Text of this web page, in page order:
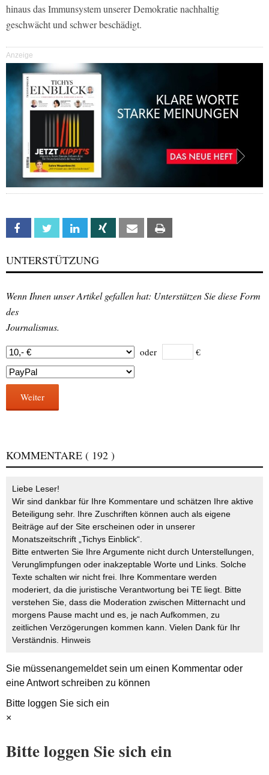
hinaus das Immunsystem unserer Demokratie nachhaltig
geschwächt und schwer beschädigt.
Anzeige
Facebook Twitter Linkedin Xing Email
UNTERSTÜTZUNG
Wenn Ihnen unser Artikel gefallen hat: Unterstützen Sie diese Form
des
Journalismus.
oder €
Weiter
KOMMENTARE ( 192 )
Liebe Leser!
Wir sind dankbar für Ihre Kommentare und schätzen Ihre aktive
Beteiligung sehr. Ihre Zuschriften können auch als eigene
Beiträge auf der Site erscheinen oder in unserer
Monatszeitschrift „Tichys Einblick“.
Bitte entwerten Sie Ihre Argumente nicht durch Unterstellungen,
Verunglimpfungen oder inakzeptable Worte und Links. Solche
Texte schalten wir nicht frei. Ihre Kommentare werden
moderiert, da die juristische Verantwortung bei TE liegt. Bitte
verstehen Sie, dass die Moderation zwischen Mitternacht und
morgens Pause macht und es, je nach Aufkommen, zu
zeitlichen Verzögerungen kommen kann. Vielen Dank für Ihr
Verständnis. Hinweis
Sie müssenangemeldetsein um einen Kommentar oder
eine Antwort schreiben zu können
Bitte loggen Sie sich ein
×
Bitte loggen Sie sich ein